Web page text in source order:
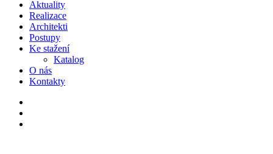
Aktuality
Realizace
Architekti
Postupy
Ke stažení
Katalog
O nás
Kontakty